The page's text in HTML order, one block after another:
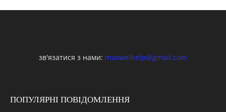
зв'язатися з нами: maxwelhelp@gmail.com
ПОПУЛЯРНІ ПОВІДОМЛЕННЯ